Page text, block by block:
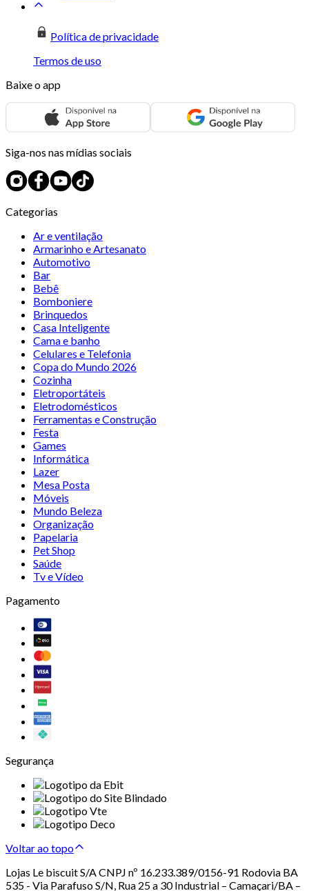
Política de privacidade
Termos de uso
Baixe o app
Siga-nos nas mídias sociais
Categorias
Ar e ventilação
Armarinho e Artesanato
Automotivo
Bar
Bebê
Bomboniere
Brinquedos
Casa Inteligente
Cama e banho
Celulares e Telefonia
Copa do Mundo 2026
Cozinha
Eletroportáteis
Eletrodomésticos
Ferramentas e Construção
Festa
Games
Informática
Lazer
Mesa Posta
Móveis
Mundo Beleza
Organização
Papelaria
Pet Shop
Saúde
Tv e Vídeo
Pagamento
Segurança
Voltar ao topo
Lojas Le biscuit S/A CNPJ nº 16.233.389/0156-91 Rodovia BA
535 - Via Parafuso S/N, Rua 25 a 30 Industrial – Camaçari/BA –